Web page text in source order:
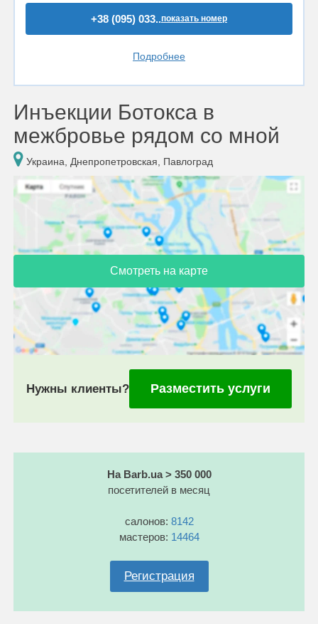
+38 (095) 033..показать номер
Подробнее
Инъекции Ботокса в
межбровье рядом со мной
Украина, Днепропетровская, Павлоград
Смотреть на карте
Нужны клиенты? Разместить услуги
На Barb.ua > 350 000
посетителей в месяц
салонов: 8142
мастеров: 14464
Регистрация